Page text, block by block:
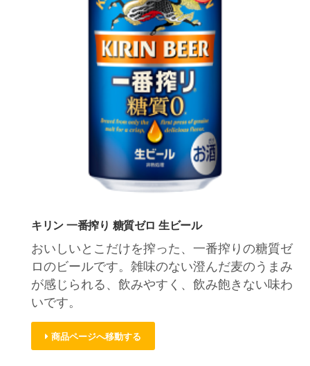
キリン 一番搾り 糖質ゼロ 生ビール
おいしいとこだけを搾った、一番搾りの糖質ゼ
ロのビールです。雑味のない澄んだ麦のうまみ
が感じられる、飲みやすく、飲み飽きない味わ
いです。
商品ページへ移動する